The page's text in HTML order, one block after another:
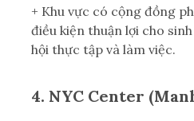
+ Khu vực có cộng đồng
điều kiện thuận lợi cho
hội thực tập và làm việc.
4. NYC Center